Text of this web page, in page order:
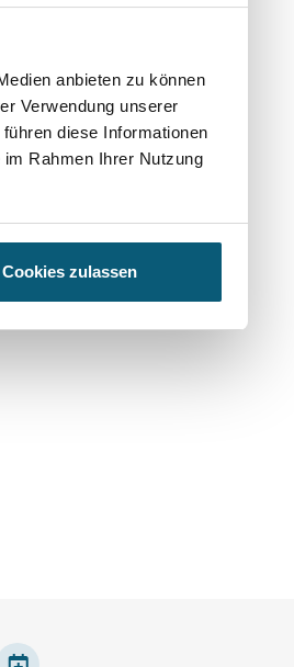
anbieten zu können
Verwendung unserer
diese Informationen
Rahmen Ihrer Nutzung
Cookies zulassen
im B2B-